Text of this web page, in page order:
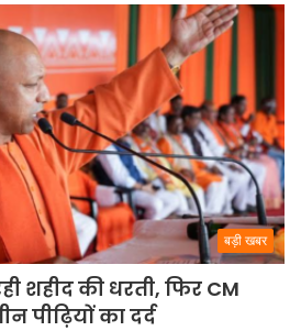
बड़ी खबर
शहीद की धरती, फिर CM
पीढ़ियों का दर्द